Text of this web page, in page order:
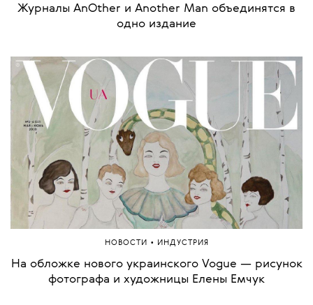
Журналы AnOther и Another Man объединятся в
одно издание
НОВОСТИ • ИНДУСТРИЯ
На обложке нового украинского Vogue — рисунок
фотографа и художницы Елены Емчук